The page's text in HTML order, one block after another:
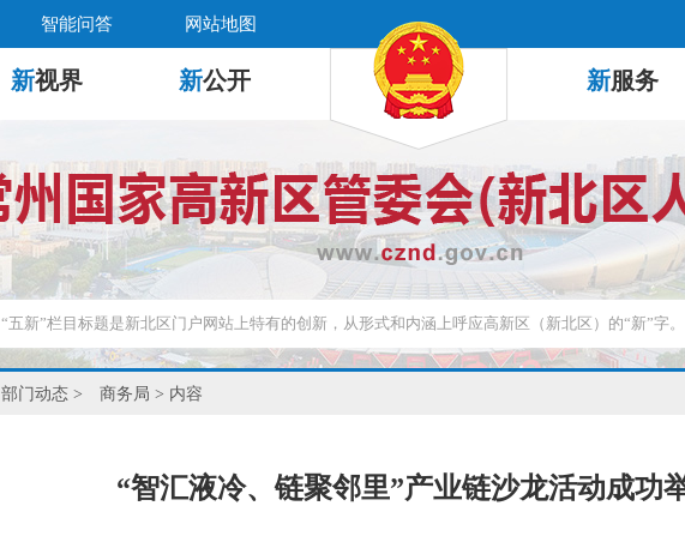
智能问答 网站地图
新视界 新公开 新服务
部门动态 > 商务局 > 内容
“智汇液冷、链聚邻里”产业链沙龙活动成功